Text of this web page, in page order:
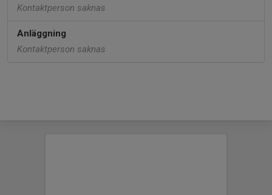
Kontaktperson saknas
Anläggning
Kontaktperson saknas